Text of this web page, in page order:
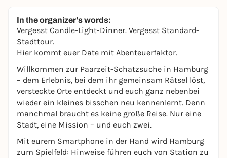
In the organizer's words:
Vergesst Candle-Light-Dinner. Vergesst Standard-
Stadttour.
Hier kommt euer Date mit Abenteuerfaktor.
Willkommen zur Paarzeit-Schatzsuche in Hamburg
– dem Erlebnis, bei dem ihr gemeinsam Rätsel löst,
versteckte Orte entdeckt und euch ganz nebenbei
wieder ein kleines bisschen neu kennenlernt. Denn
manchmal braucht es keine große Reise. Nur eine
Stadt, eine Mission – und euch zwei.
Mit eurem Smartphone in der Hand wird Hamburg
zum Spielfeld: Hinweise führen euch von Station zu